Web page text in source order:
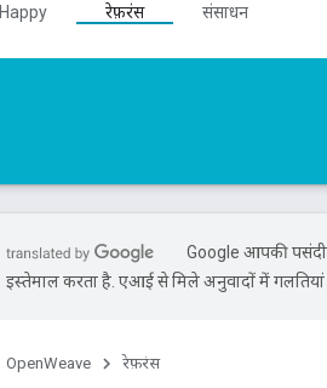
Happy रेफ़रंस
संसाधन
Google आपकी
इस्तेमाल करता है. एआई से मिले अनुवादों में गलतियां
OpenWeave रेफ़रंस